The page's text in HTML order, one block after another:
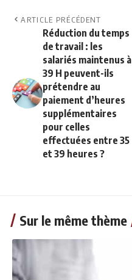
ARTICLE PRÉCÉDENT
Réduction du temps
de travail : les
salariés maintenus à
39 H peuvent-ils
prétendre au
paiement d’heures
supplémentaires
pour celles
effectuées entre 35
et 39 heures ?
Sur le même thème